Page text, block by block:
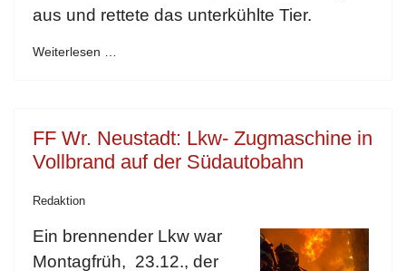
aus und rettete das unterkühlte Tier.
Weiterlesen …
FF Wr. Neustadt: Lkw- Zugmaschine in
Vollbrand auf der Südautobahn
Redaktion
Ein brennender Lkw war
Montagfrüh, 23.12., der